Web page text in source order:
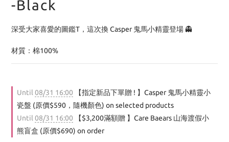
-Black
深受大家喜愛的圖鑑T，這次換 Casper 鬼馬小精靈登場 👻
材質：棉100%
Until 08/31 16:00 【指定新品下單贈 ! 】Casper 鬼馬小精靈小
瓷盤 (原價$590，隨機顏色) on selected products
Until 08/31 16:00 【$3,200滿額贈 】Care Baears 山海渡假小
熊盲盒 (原價$690) on order